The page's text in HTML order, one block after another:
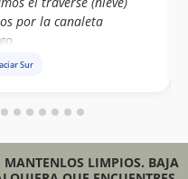
por la canaleta
Sur
MANTENLOS LIMPIOS. BAJA